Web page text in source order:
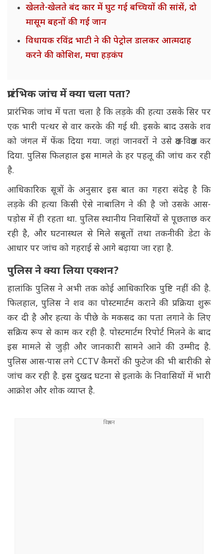
खेलते-खेलते बंद कार में घुट गई बच्चियों की सांसें, दो
मासूम बहनों की गई जान
विधायक रविंद्र भाटी ने की पेट्रोल डालकर आत्मदाह
करने की कोशिश, मचा हड़कंप
प्रारंभिक जांच में क्या चला पता?
प्रारंभिक जांच में पता चला है कि लड़के की हत्या उसके सिर पर
एक भारी पत्थर से वार करके की गई थी. इसके बाद उसके शव
को जंगल में फेंक दिया गया. जहां जानवरों ने उसे क्षत-विक्षत कर
दिया. पुलिस फिलहाल इस मामले के हर पहलू की जांच कर रही
है.
आधिकारिक सूत्रों के अनुसार इस बात का गहरा संदेह है कि
लड़के की हत्या किसी ऐसे नाबालिग ने की है जो उसके आस-
पड़ोस में ही रहता था. पुलिस स्थानीय निवासियों से पूछताछ कर
रही है, और घटनास्थल से मिले सबूतों तथा तकनीकी डेटा के
आधार पर जांच को गहराई से आगे बढ़ाया जा रहा है.
पुलिस ने क्या लिया एक्शन?
हालांकि पुलिस ने अभी तक कोई आधिकारिक पुष्टि नहीं की है.
फिलहाल, पुलिस ने शव का पोस्टमार्टम कराने की प्रक्रिया शुरू
कर दी है और हत्या के पीछे के मकसद का पता लगाने के लिए
सक्रिय रूप से काम कर रही है. पोस्टमार्टम रिपोर्ट मिलने के बाद
इस मामले से जुड़ी और जानकारी सामने आने की उम्मीद है.
पुलिस आस-पास लगे CCTV कैमरों की फुटेज की भी बारीकी से
जांच कर रही है. इस दुखद घटना से इलाके के निवासियों में भारी
आक्रोश और शोक व्याप्त है.